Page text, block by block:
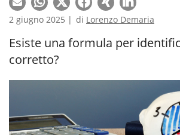
2 giugno 2025 | di Lorenzo Demaria
Esiste una formula per
corretto?